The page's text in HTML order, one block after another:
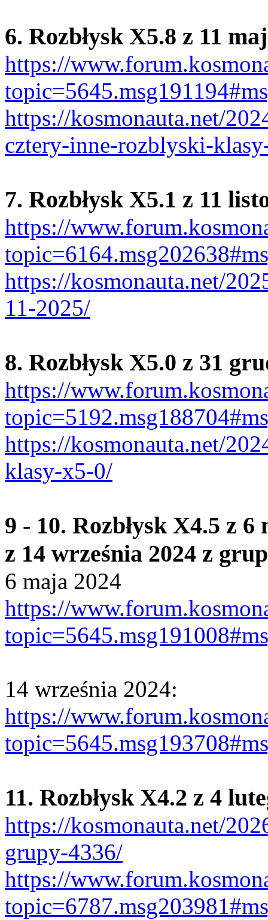
6. Rozbłysk X5.8 z 11
https://
https://kosmonauta.net/
cztery-inne-rozblyski-
7. Rozbłysk X5.1 z 11
https://
https://kosmonauta.net/
11-2025/
8. Rozbłysk X5.0 z 31
https://
https://kosmonauta.net/
klasy-x5-0/
9 - 10. Rozbłysk X4.5 z
z 14 września 2024 z
6 maja 2024
https://
14 września 2024:
https://
11. Rozbłysk X4.2 z 4
https://kosmonauta.net/
grupy-4336/
https://